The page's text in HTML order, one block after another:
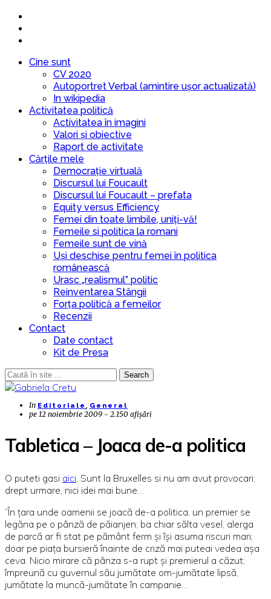
Cine sunt
CV 2020
Autoportret Verbal (amintire ușor actualizată)
In wikipedia
Activitatea politică
Activitatea în imagini
Valori și obiective
Raport de activitate
Cărțile mele
Democrație virtuală
Discursul lui Foucault
Discursul lui Foucault – prefata
Equity versus Efficiency
Femei din toate limbile, uniți-vă!
Femeile si politica la romani
Femeile sunt de vină
Uși deschise pentru femei în politica
românească
Urasc „realismul” politic
Reinventarea Stângii
Forța politică a femeilor
Recenzii
Contact
Date contact
Kit de Presa
Search
In Editoriale , General
pe 12 noiembrie 2009 - 2.150 afișări
Tabletica – Joaca de-a politica
O puteti gasi aici . Sunt la Bruxelles si nu am avut provocari;
drept urmare, nici idei mai bune…
”În ţara unde oamenii se joacă de-a politica, un premier se
legăna pe o pânză de păianjen; ba chiar sălta vesel, alerga
de parcă ar fi stat pe pământ ferm şi îşi asuma riscuri mari;
doar pe piaţa bursieră înainte de criză mai puteai vedea aşa
ceva. Nicio mirare că pânza s-a rupt şi premierul a căzut;
împreună cu guvernul său jumătate om-jumătate lipsă,
jumătate la muncă-jumătate în campanie…